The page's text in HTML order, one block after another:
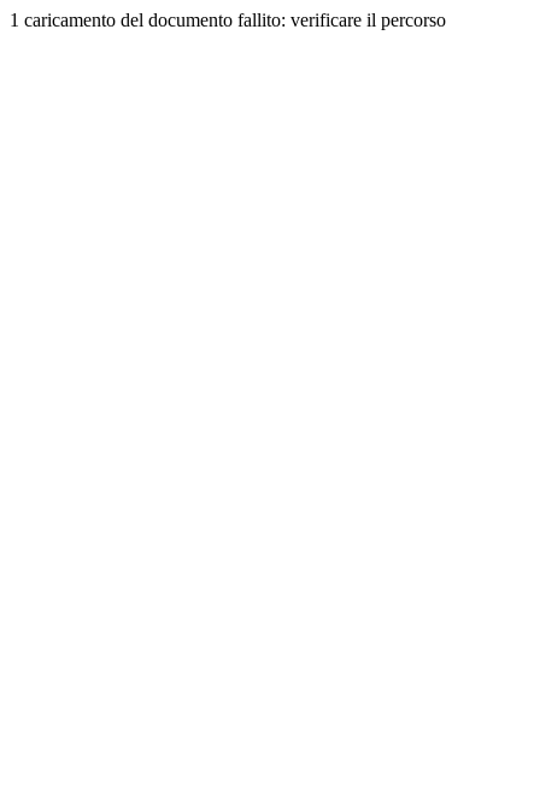
1 caricamento del documento fallito: verificare il percorso